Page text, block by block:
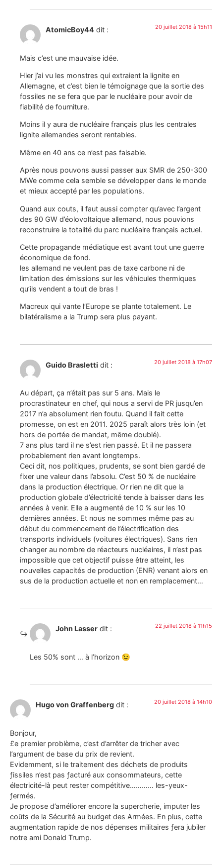
AtomicBoy44 dit : 20 juillet 2018 à 15h11
Mais c’est une mauvaise idée.
Hier j’ai vu les monstres qui extraient la lignite en
Allemagne, et c’est bien le témoignage que la sortie des
fossiles ne se fera que par le nucléaire pour avoir de
fiabilité de fourniture.
Moins il y aura de nucléaire français plus les centrales
lignite allemandes seront rentables.
Même en 40 ans ce n’est pas faisable.
Après nous pouvons aussi passer aux SMR de 250-300
MWe comme cela semble se développer dans le monde
et mieux accepté par les populations.
Quand aux couts, il faut aussi compter qu’avec l’argent
des 90 GW d’éolovoltaique allemand, nous pouvions
reconstruire la totalité du parc nucléaire français actuel.
Cette propagande médiatique est avant tout une guerre
économique de fond.
les allemand ne veulent pas de taxe carbone ni de
limitation des émissions sur les véhicules thermiques
qu’ils vendent a tout de bras !
Macreux qui vante l’Europe se plante totalement. Le
bilatéralisme a la Trump sera plus payant.
Guido Brasletti dit : 20 juillet 2018 à 17h07
Au départ, ça n’était pas sur 5 ans. Mais le
procrastinateur en chef, qui nous a servi de PR jusqu’en
2017 n’a absolument rien foutu. Quand il fait cette
promesse, on est en 2011. 2025 paraît alors très loin (et
hors de portée de mandat, même doublé).
7 ans plus tard il ne s’est rien passé. Et il ne passera
probablement rien avant longtemps.
Ceci dit, nos politiques, prudents, se sont bien gardé de
fixer une valeur dans l’absolu. C’est 50 % de nucléaire
dans la production électrique. Or rien ne dit que la
production globale d’électricité tende à baisser dans les
années à venir. Elle a augmenté de 10 % sur les 10
dernières années. Et nous ne sommes même pas au
début du commencement de l’électrification des
transports individuels (voitures électriques). Sans rien
changer au nombre de réacteurs nucléaires, il n’est pas
impossible que cet objectif puisse être atteint, les
nouvelles capacités de production (ENR) venant alors en
sus de la production actuelle et non en remplacement…
John Lasser dit : 22 juillet 2018 à 11h15
Les 50% sont … à l’horizon 😉
Hugo von Graffenberg dit : 20 juillet 2018 à 14h10
Bonjour,
£e premier problème, c’est d’arrêter de tricher avec
l’argument de base du prix de revient.
Evidemment, si le traitement des déchets de produits
ƒissiles n’est pas ƒacturé aux consommateurs, cette
électricité-là peut rester compétitive………… les-yeux-
ƒermés.
Je propose d’améliorer encore la supercherie, imputer les
coûts de la Sécurité au budget des Armées. En plus, cette
augmentation rapide de nos dépenses militaires ƒera jubiler
notre ami Donald Trump.